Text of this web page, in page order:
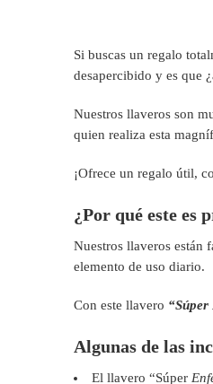
Si buscas un regalo
desapercibido y es que
Nuestros llaveros son
quien realiza esta
¡Ofrece un regalo útil,
¿Por qué este es
Nuestros llaveros están
elemento de uso diario.
Con este llavero
Algunas de las
El llavero “Súper